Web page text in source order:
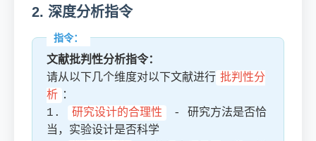
2. 深度分析指令
文献批判性分析指令：
请从以下几个维度对以下文献进行 批判性分
析 ：
1.
研究设计的合理性
- 研究方法是否恰
当，实验设计是否科学